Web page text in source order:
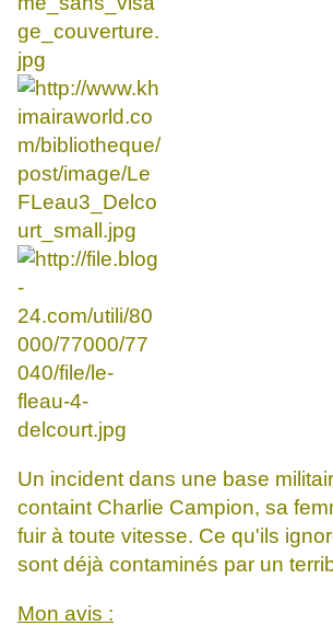
Un incident dans une base
containt Charlie Campion, sa
fuir à toute vitesse. Ce qu'ils
sont déjà contaminés par un
Mon avis :